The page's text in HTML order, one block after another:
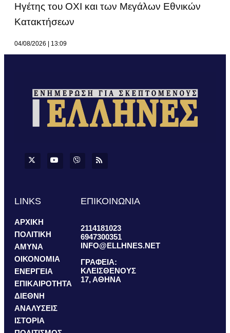
Ηγέτης του ΟΧΙ και των Μεγάλων Εθνικών
Κατακτήσεων
04/08/2026 13:09
LINKS
ΑΡΧΙΚΗ
ΠΟΛΙΤΙΚΗ
ΑΜΥΝΑ
ΟΙΚΟΝΟΜΙΑ
ΕΝΕΡΓΕΙΑ
ΕΠΙΚΑΙΡΟΤΗΤΑ
ΔΙΕΘΝΗ
ΑΝΑΛΥΣΕΙΣ
ΙΣΤΟΡΙΑ
ΕΠΙΚΟΙΝΩΝΙΑ
2114181023
6947300351
INFO@ELLHNES.NET
ΓΡΑΦΕΙΑ:
ΚΛΕΙΣΘΕΝΟΥΣ
17, ΑΘΗΝΑ